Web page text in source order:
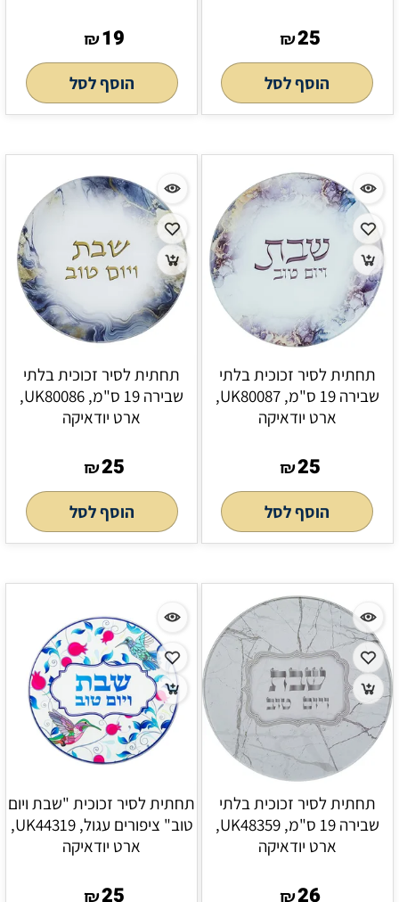
₪25
הוסף לסל
₪19
הוסף לסל
תחתית לסיר זכוכית בלתי
שבירה 19 ס"מ, UK80087,
ארט יודאיקה
₪25
הוסף לסל
תחתית לסיר זכוכית בלתי
שבירה 19 ס"מ, UK80086,
ארט יודאיקה
₪25
הוסף לסל
תחתית לסיר זכוכית בלתי
שבירה 19 ס"מ, UK48359,
ארט יודאיקה
₪26
תחתית לסיר זכוכית "שבת ויום
טוב" ציפורים עגול, UK44319,
ארט יודאיקה
₪25